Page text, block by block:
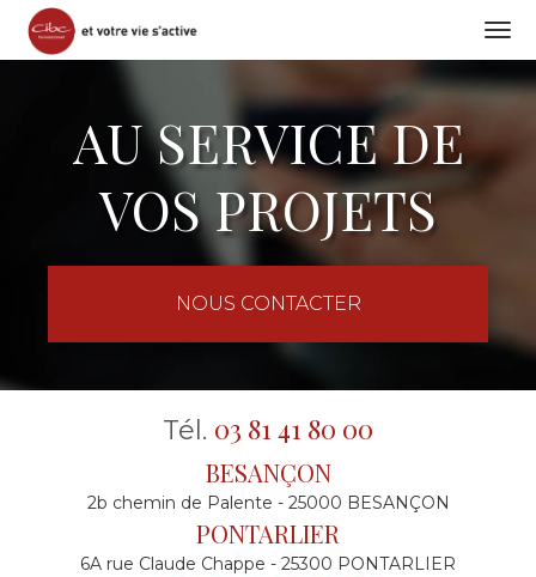
AU SERVICE DE
VOS PROJETS
NOUS CONTACTER
Tél. 03 81 41 80 00
BESANÇON
2b chemin de Palente - 25000 BESANÇON
PONTARLIER
6A rue Claude Chappe - 25300 PONTARLIER